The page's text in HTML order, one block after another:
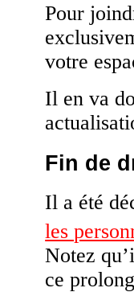
Pour
votre
Il en va
Fin de
Il a été
les
Notez
ce